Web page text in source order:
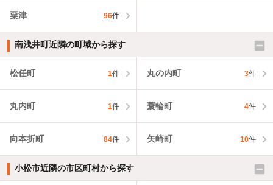
粟津 96件
南浅井町近隣の町域から探す
松任町 1件 丸の内町 3件
丸内町 1件 蓑輪町 4件
向本折町 84件 矢崎町 10件
小松市近隣の市区町村から探す